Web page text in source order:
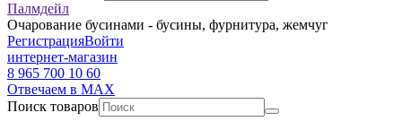
Палмдейл
Очарование бусинами - бусины, фурнитура, жемчуг
РегистрацияВойти
интернет-магазин
8 965 700 10 60
Отвечаем в MAX
Поиск товаров